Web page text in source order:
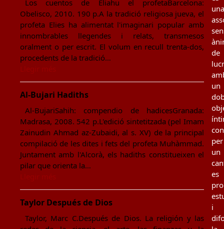
Los cuentos de Eliahu el profetaBarcelona:
Obelisco, 2010. 190 p.A la tradició religiosa jueva, el
profeta Elies ha alimentat l'imaginari popular amb
innombrables llegendes i relats, transmesos
oralment o per escrit. El volum en recull trenta-dos,
procedents de la tradició…
Al-Bujari Hadiths
Al-BujariSahih: compendio de hadicesGranada:
Madrasa, 2008. 542 p.L'edició sintetitzada (pel Imam
Zainudin Ahmad az-Zubaidi, al s. XV) de la principal
compilació de les dites i fets del profeta Muhàmmad.
Juntament amb l'Alcorà, els hadiths constitueixen el
pilar que orienta la…
Taylor Después de Dios
Taylor, Marc C.Después de Dios. La religión y las
una
de
un
per
un
es
i